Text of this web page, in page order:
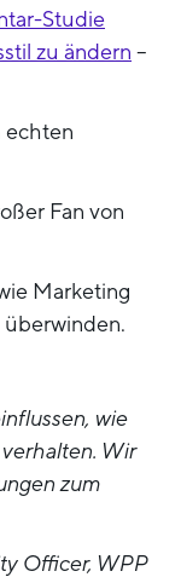
Studie
zu ändern –
echten
Fan von
Marketing
überwinden.
wie
Wir
zum
Officer, WPP